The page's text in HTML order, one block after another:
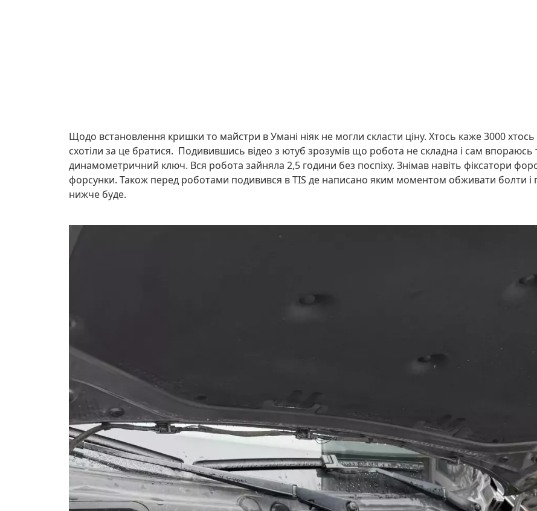
Щодо встановлення кришки то майстри в Умані ніяк не могли скласти ціну. Хтось каже 3000 хтось
схотіли за це братися. Подивившись відео з ютуб зрозумів що робота не складна і сам
динамометричний ключ. Вся робота зайняла 2,5 години без поспіху. Знімав навіть фіксатори
форсунки. Також перед роботами подивився в TIS де написано яким моментом обживати болти і
нижче буде.